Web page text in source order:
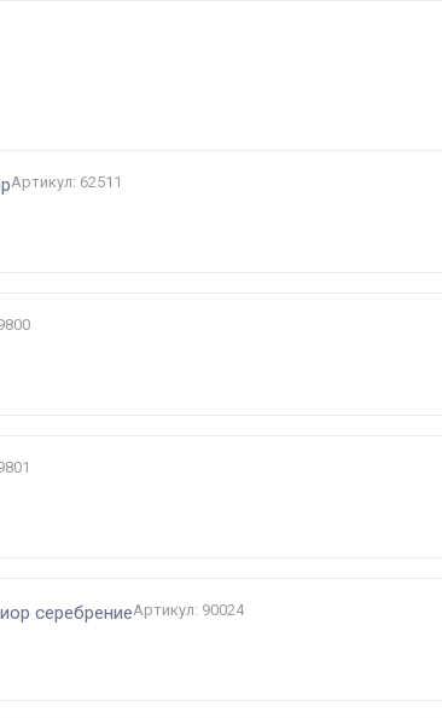
Артикул: 62511
серебрениеАртикул: 90024